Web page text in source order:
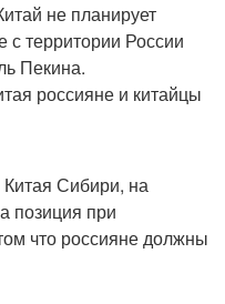
не планирует
с территории России
Пекина.
россияне и китайцы
Сибири, на
позиция при
что россияне должны